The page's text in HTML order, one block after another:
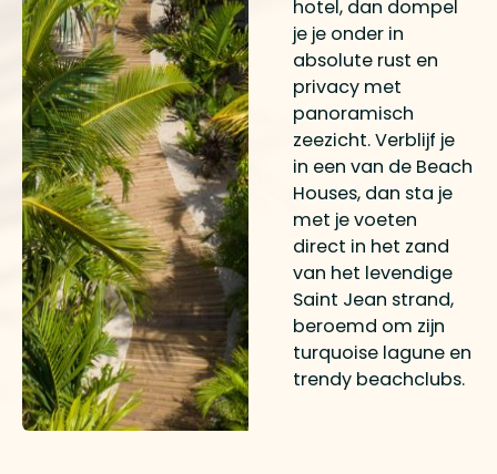
hotel, dan dompel
je je onder in
absolute rust en
privacy met
panoramisch
zeezicht. Verblijf je
in een van de Beach
Houses, dan sta je
met je voeten
direct in het zand
van het levendige
Saint Jean strand,
beroemd om zijn
turquoise lagune en
trendy beachclubs.